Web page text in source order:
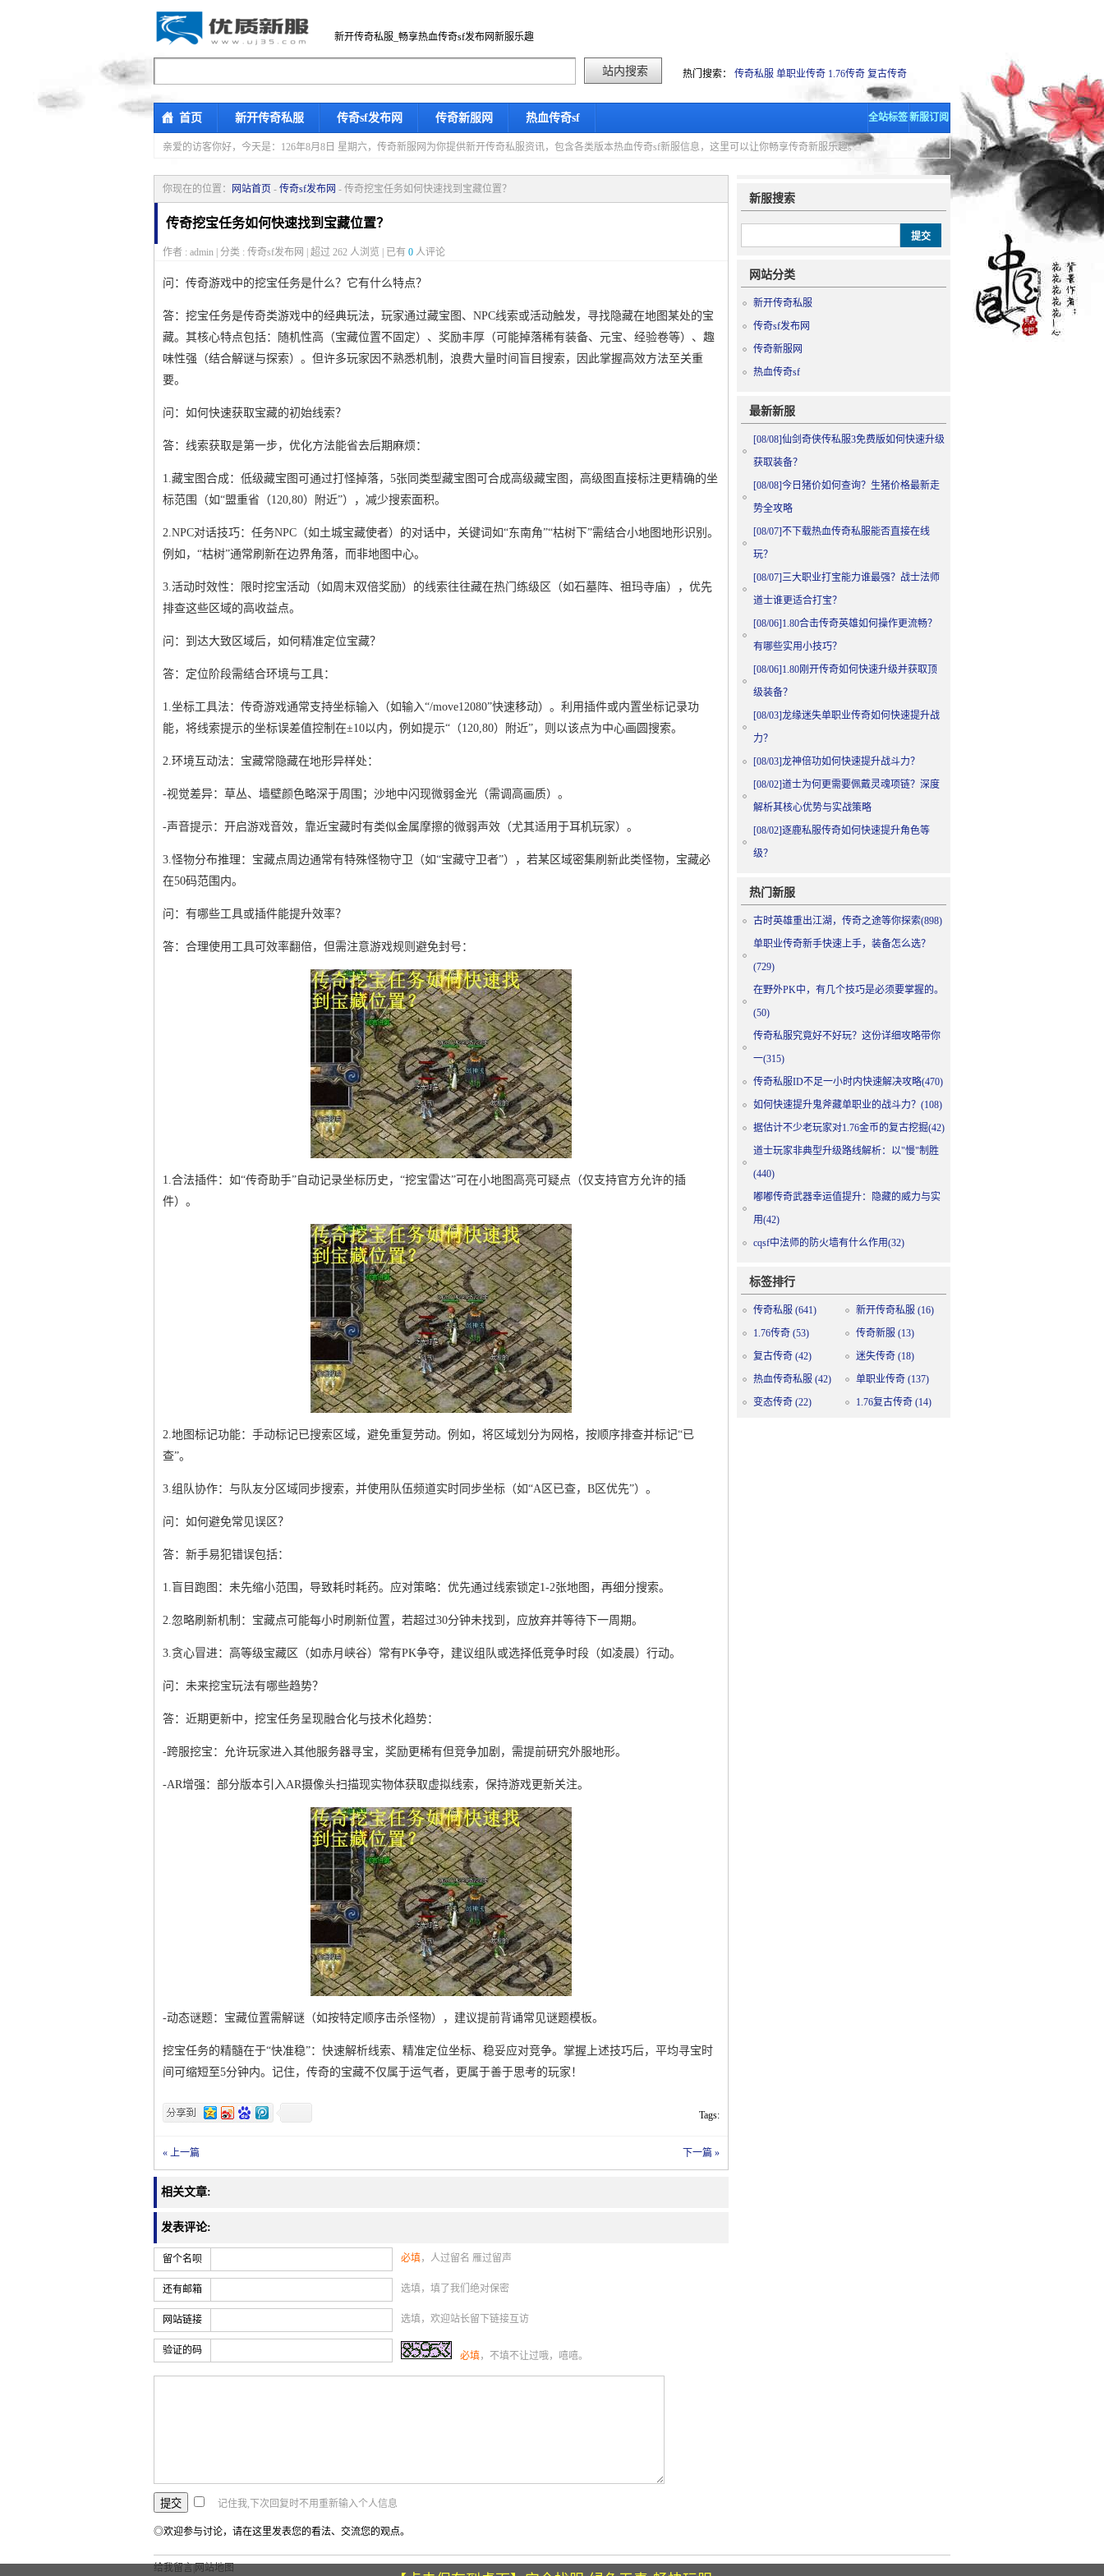
新开传奇私服_畅享热血传奇sf发布网新服乐趣
热门搜索： 传奇私服 单职业传奇 1.76传奇 复古传奇
首页 新开传奇私服 传奇sf发布网 传奇新服网 热血传奇sf 全站标签新服订阅
亲爱的访客你好， 今天是：126年8月8日 星期六，传奇新服网为你提供新开传奇私服资讯，包含各类版本热血传奇sf新服信息，这里可以让你畅享传奇新服乐趣。
你现在的位置： 网站首页 - 传奇sf发布网 - 传奇挖宝任务如何快速找到宝藏位置？
传奇挖宝任务如何快速找到宝藏位置？
作者 : admin | 分类 : 传奇sf发布网 | 超过 262 人浏览 | 已有 0 人评论
问：传奇游戏中的挖宝任务是什么？它有什么特点？
答：挖宝任务是传奇类游戏中的经典玩法，玩家通过藏宝图、NPC线索或活动触发，寻找隐藏在地图某处的宝
藏。其核心特点包括：随机性高（宝藏位置不固定）、奖励丰厚（可能掉落稀有装备、元宝、经验卷等）、趣
味性强（结合解谜与探索）。但许多玩家因不熟悉机制，浪费大量时间盲目搜索，因此掌握高效方法至关重
要。
问：如何快速获取宝藏的初始线索？
答：线索获取是第一步，优化方法能省去后期麻烦：
1.藏宝图合成：低级藏宝图可通过打怪掉落，5张同类型藏宝图可合成高级藏宝图，高级图直接标注更精确的坐
标范围（如“盟重省（120,80）附近”），减少搜索面积。
2.NPC对话技巧：任务NPC（如土城宝藏使者）的对话中，关键词如“东南角”“枯树下”需结合小地图地形识别。
例如，“枯树”通常刷新在边界角落，而非地图中心。
3.活动时效性：限时挖宝活动（如周末双倍奖励）的线索往往藏在热门练级区（如石墓阵、祖玛寺庙），优先
排查这些区域的高收益点。
问：到达大致区域后，如何精准定位宝藏？
答：定位阶段需结合环境与工具：
1.坐标工具法：传奇游戏通常支持坐标输入（如输入“/move12080”快速移动）。利用插件或内置坐标记录功
能，将线索提示的坐标误差值控制在±10以内，例如提示“（120,80）附近”，则以该点为中心画圆搜索。
2.环境互动法：宝藏常隐藏在地形异样处：
-视觉差异：草丛、墙壁颜色略深于周围；沙地中闪现微弱金光（需调高画质）。
-声音提示：开启游戏音效，靠近宝藏时有类似金属摩擦的微弱声效（尤其适用于耳机玩家）。
3.怪物分布推理：宝藏点周边通常有特殊怪物守卫（如“宝藏守卫者”），若某区域密集刷新此类怪物，宝藏必
在50码范围内。
问：有哪些工具或插件能提升效率？
答：合理使用工具可效率翻倍，但需注意游戏规则避免封号：
1.合法插件：如“传奇助手”自动记录坐标历史，“挖宝雷达”可在小地图高亮可疑点（仅支持官方允许的插
件）。
2.地图标记功能：手动标记已搜索区域，避免重复劳动。例如，将区域划分为网格，按顺序排查并标记“已
查”。
3.组队协作：与队友分区域同步搜索，并使用队伍频道实时同步坐标（如“A区已查，B区优先”）。
问：如何避免常见误区？
答：新手易犯错误包括：
1.盲目跑图：未先缩小范围，导致耗时耗药。应对策略：优先通过线索锁定1-2张地图，再细分搜索。
2.忽略刷新机制：宝藏点可能每小时刷新位置，若超过30分钟未找到，应放弃并等待下一周期。
3.贪心冒进：高等级宝藏区（如赤月峡谷）常有PK争夺，建议组队或选择低竞争时段（如凌晨）行动。
问：未来挖宝玩法有哪些趋势？
答：近期更新中，挖宝任务呈现融合化与技术化趋势：
-跨服挖宝：允许玩家进入其他服务器寻宝，奖励更稀有但竞争加剧，需提前研究外服地形。
-AR增强：部分版本引入AR摄像头扫描现实物体获取虚拟线索，保持游戏更新关注。
-动态谜题：宝藏位置需解谜（如按特定顺序击杀怪物），建议提前背诵常见谜题模板。
挖宝任务的精髓在于“快准稳”：快速解析线索、精准定位坐标、稳妥应对竞争。掌握上述技巧后，平均寻宝时
间可缩短至5分钟内。记住，传奇的宝藏不仅属于运气者，更属于善于思考的玩家！
Tags:
« 上一篇 下一篇 »
相关文章:
发表评论:
留个名呗 必填，人过留名 雁过留声
还有邮箱 选填，填了我们绝对保密
网站链接 选填，欢迎站长留下链接互访
验证的码 必填，不填不让过哦，嘻嘻。
记住我,下次回复时不用重新输入个人信息
◎欢迎参与讨论，请在这里发表您的看法、交流您的观点。
新服搜索
网站分类
新开传奇私服
传奇sf发布网
传奇新服网
热血传奇sf
最新新服
[08/08]仙剑奇侠传私服3免费版如何快速升级
获取装备？
[08/08]今日猪价如何查询？生猪价格最新走
势全攻略
[08/07]不下载热血传奇私服能否直接在线
玩？
[08/07]三大职业打宝能力谁最强？战士法师
道士谁更适合打宝？
[08/06]1.80合击传奇英雄如何操作更流畅？
有哪些实用小技巧？
[08/06]1.80刚开传奇如何快速升级并获取顶
级装备？
[08/03]龙缘迷失单职业传奇如何快速提升战
力？
[08/03]龙神倍功如何快速提升战斗力？
[08/02]道士为何更需要佩戴灵魂项链？深度
解析其核心优势与实战策略
[08/02]逐鹿私服传奇如何快速提升角色等
级？
热门新服
古时英雄重出江湖，传奇之途等你探索(898)
单职业传奇新手快速上手，装备怎么选？
(729)
在野外PK中，有几个技巧是必须要掌握的。
(50)
传奇私服究竟好不好玩？这份详细攻略带你
一(315)
传奇私服ID不足一小时内快速解决攻略(470)
如何快速提升鬼斧藏单职业的战斗力？(108)
据估计不少老玩家对1.76金币的复古挖掘(42)
道士玩家非典型升级路线解析：以"慢"制胜
(440)
嘟嘟传奇武器幸运值提升：隐藏的威力与实
用(42)
cqsf中法师的防火墙有什么作用(32)
标签排行
传奇私服 (641) 新开传奇私服 (16)
1.76传奇 (53) 传奇新服 (13)
复古传奇 (42) 迷失传奇 (18)
热血传奇私服 (42) 单职业传奇 (137)
变态传奇 (22) 1.76复古传奇 (14)
给我留言 网站地图